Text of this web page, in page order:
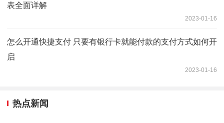
表全面详解
2023-01-16
怎么开通快捷支付 只要有银行卡就能付款的支付方式如何开
启
2023-01-16
热点新闻